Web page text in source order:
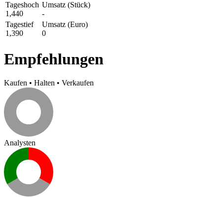
Tageshoch
1,440
Umsatz (Stück)
-
Tagestief
1,390
Umsatz (Euro)
0
Empfehlungen
Kaufen • Halten • Verkaufen
Analysten